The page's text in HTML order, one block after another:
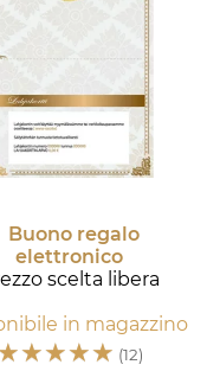
Buono regalo
elettronico
scelta libera
in magazzino
☆☆☆☆ (12)